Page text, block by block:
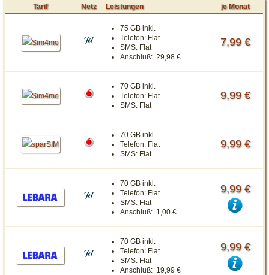
Tarif Netz Leistungen je Monat
75 GB inkl.
Telefon: Flat
SMS: Flat
Anschluß: 29,98 €
7,99 €
70 GB inkl.
Telefon: Flat
SMS: Flat
9,99 €
70 GB inkl.
Telefon: Flat
SMS: Flat
9,99 €
70 GB inkl.
Telefon: Flat
SMS: Flat
Anschluß: 1,00 €
9,99 €
70 GB inkl.
Telefon: Flat
SMS: Flat
Anschluß: 19,99 €
9,99 €